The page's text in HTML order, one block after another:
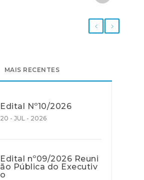
MAIS RECENTES
Edital Nº10/2026
20 - JUL - 2026
Edital nº09/2026 Reuni
ão Pública do Executiv
o